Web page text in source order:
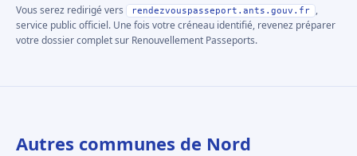
Vous serez redirigé vers rendezvouspasseport.ants.gouv.fr
,
service public officiel. Une fois votre créneau identifié, revenez préparer
votre dossier complet sur Renouvellement Passeports.
Autres communes de Nord